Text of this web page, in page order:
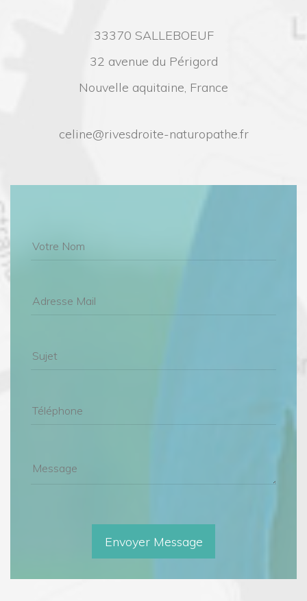
33370 SALLEBOEUF
32 avenue du Périgord
Nouvelle aquitaine, France
celine@rivesdroite-naturopathe.fr